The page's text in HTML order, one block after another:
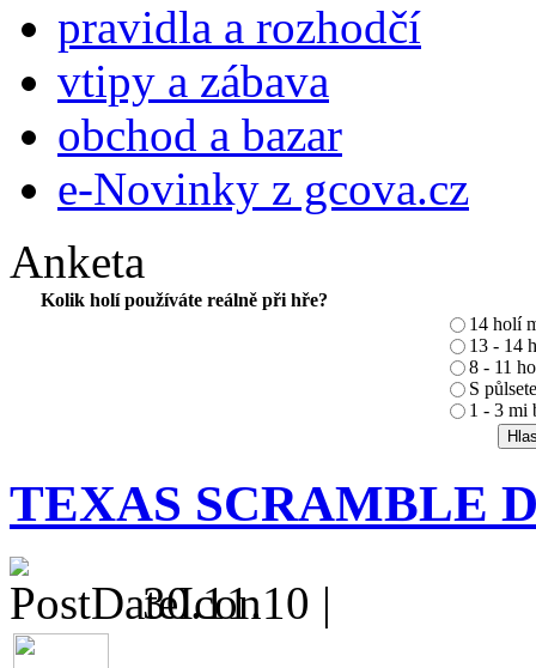
pravidla a rozhodčí
vtipy a zábava
obchod a bazar
e-Novinky z gcova.cz
Anketa
Kolik holí používáte reálně při hře?
14 holí
13 - 14
8 - 11
S
1 - 3 mi
TEXAS SCRAMBLE
30.11.10 |